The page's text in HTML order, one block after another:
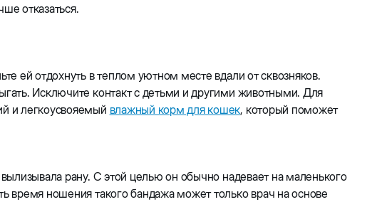
отказаться.
ей отдохнуть в теплом уютном месте вдали от сквозняков.
Исключите контакт с детьми и другими животными. Для
и легкоусвояемый влажный корм для кошек, который поможет
рану. С этой целью он обычно надевает на маленького
время ношения такого бандажа может только врач на основе